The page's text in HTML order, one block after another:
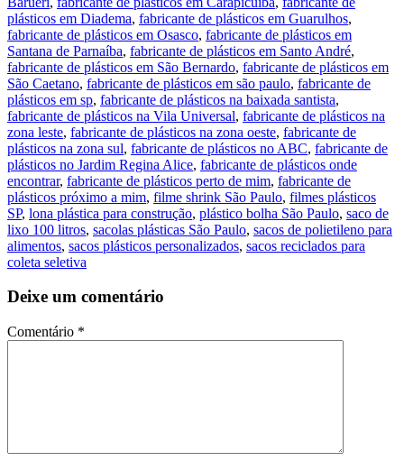
plásticos em Diadema, fabricante de plásticos em Guarulhos,
fabricante de plásticos em Osasco, fabricante de plásticos em
Santana de Parnaíba, fabricante de plásticos em Santo André,
fabricante de plásticos em São Bernardo, fabricante de plásticos em
São Caetano, fabricante de plásticos em são paulo, fabricante de
plásticos em sp, fabricante de plásticos na baixada santista,
fabricante de plásticos na Vila Universal, fabricante de plásticos na
zona leste, fabricante de plásticos na zona oeste, fabricante de
plásticos na zona sul, fabricante de plásticos no ABC, fabricante de
plásticos no Jardim Regina Alice, fabricante de plásticos onde
encontrar, fabricante de plásticos perto de mim, fabricante de
plásticos próximo a mim, filme shrink São Paulo, filmes plásticos
SP, lona plástica para construção, plástico bolha São Paulo, saco de
lixo 100 litros, sacolas plásticas São Paulo, sacos de polietileno para
alimentos, sacos plásticos personalizados, sacos reciclados para
coleta seletiva
Deixe um comentário
Comentário *